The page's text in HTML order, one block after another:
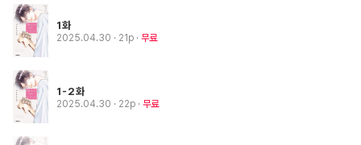
1화
2025.04.30 · 21p 무료
1-2화
2025.04.30 · 22p 무료